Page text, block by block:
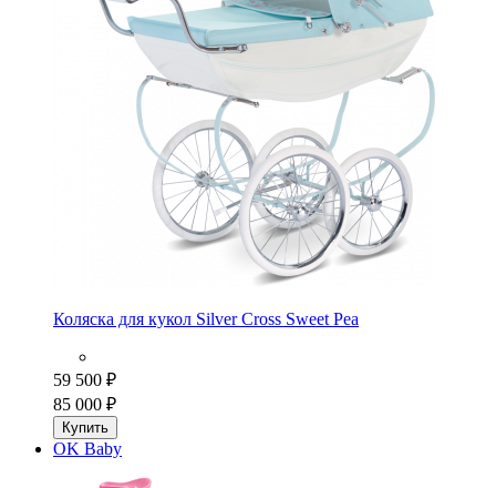
Коляска для кукол Silver Cross Sweet Pea
59 500 ₽
85 000 ₽
Купить
OK Baby